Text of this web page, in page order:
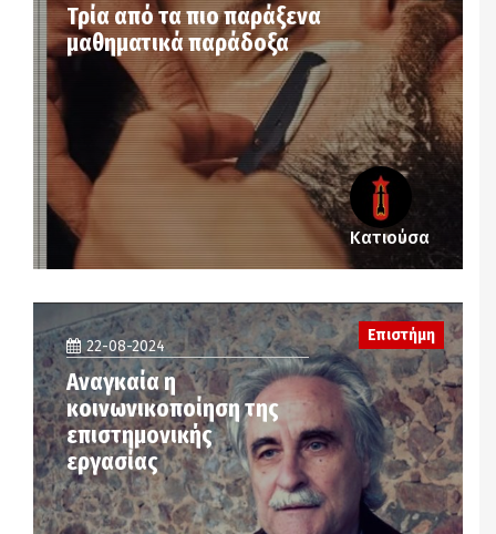
Τρία από τα πιο παράξενα
μαθηματικά παράδοξα
Κατιούσα
22-08-2024
Αναγκαία η
κοινωνικοποίηση της
επιστημονικής
εργασίας
Επιστήμη